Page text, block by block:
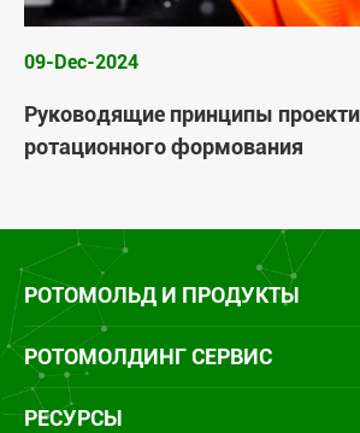
09-Dec-2024
Руководящие принципы
ротационного формования
РОТОМОЛЬД И ПРОДУКТЫ
РОТОМОЛДИНГ СЕРВИС
РЕСУРСЫ